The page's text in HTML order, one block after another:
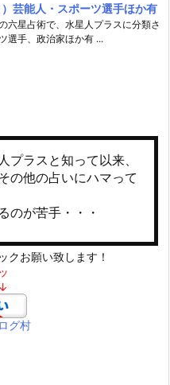
芸能人・スポーツ選手ほか有
六星占術で、水星人プラスに分類さ
選手、政治家ほか有 ...
プラスと知って以来、
の他の占いにハマって
のが苦手・・・
クお願い致します！
グ村